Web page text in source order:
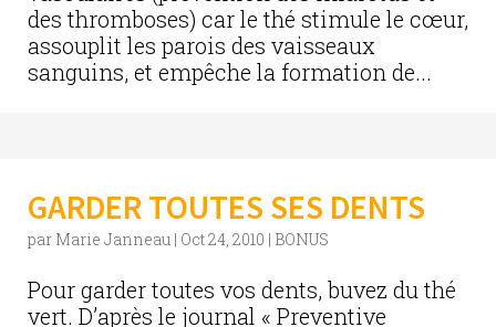
des thromboses) car le thé stimule le cœur,
assouplit les parois des vaisseaux
sanguins, et empêche la formation de...
GARDER TOUTES SES DENTS
par Marie Janneau | Oct 24, 2010 | BONUS
Pour garder toutes vos dents, buvez du thé
vert. D’après le journal « Preventive